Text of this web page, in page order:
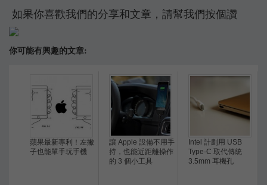
如果你喜歡我們的分享和文章，請幫我們按個讚
你可能有興趣的文章:
蘋果最新專利！左撇
子也能單手玩手機
讓 Apple 設備不用手
持，也能近距離操作
的 3 個小工具
Intel 計劃用 USB
Type-C 取代傳統
3.5mm 耳機孔